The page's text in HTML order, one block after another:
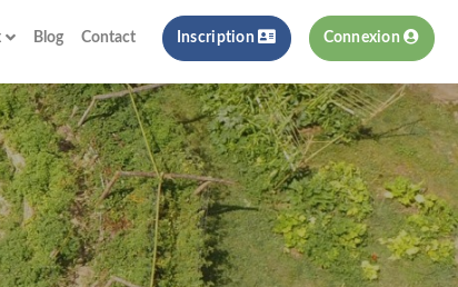
Blog Contact Inscription Connexion